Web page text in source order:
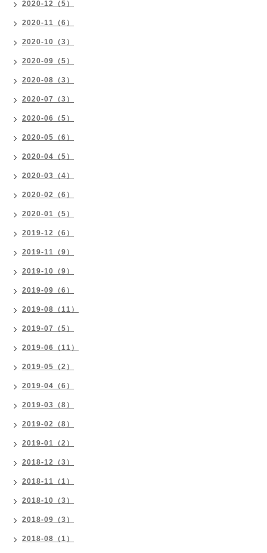
2020-12（5）
2020-11（6）
2020-10（3）
2020-09（5）
2020-08（3）
2020-07（3）
2020-06（5）
2020-05（6）
2020-04（5）
2020-03（4）
2020-02（6）
2020-01（5）
2019-12（6）
2019-11（9）
2019-10（9）
2019-09（6）
2019-08（11）
2019-07（5）
2019-06（11）
2019-05（2）
2019-04（6）
2019-03（8）
2019-02（8）
2019-01（2）
2018-12（3）
2018-11（1）
2018-10（3）
2018-09（3）
2018-08（1）